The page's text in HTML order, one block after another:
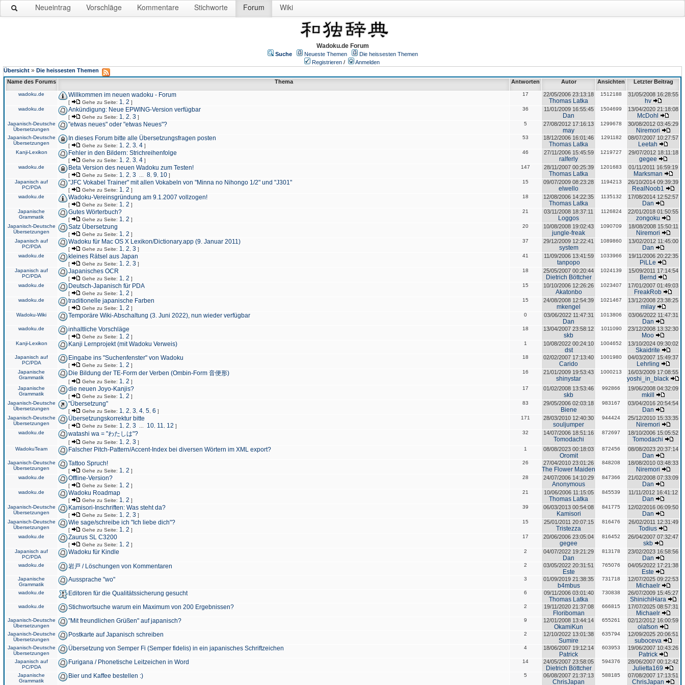
Neueintrag Vorschläge Kommentare Stichworte Forum Wiki
Wadoku.de Forum
Suche Neueste Themen
Die heissesten Themen
Registrieren /
Anmelden
Übersicht » Die heissesten Themen
Name des Forums
Thema Antworten Autor Ansichten Letzter Beitrag
wadoku.de Willkommen im neuen wadoku - Forum
[ Gehe zu Seite: 1 2 ]
17 22/05/2006 23:13:18
Thomas Latka
1512188 31/05/2008 16:28:55
hv
wadoku.de Ankündigung: Neue EPWING-Version verfügbar
[ Gehe zu Seite: 1 2 3 ]
36 11/01/2009 16:55:45
Dan
1504699 13/04/2020 21:18:08
McDohl
Japanisch-Deutsche
Übersetzungen
"etwas neues" oder "etwas Neues"? 5 27/08/2012 17:16:13
may
1299678 30/08/2012 03:45:29
Niremori
Japanisch-Deutsche
Übersetzungen
In dieses Forum bitte alle Übersetzungsfragen posten
[ Gehe zu Seite: 1 2 3 4 ]
53 18/12/2006 16:01:46
Thomas Latka
1291182 08/07/2007 10:27:57
Leetah
Kanji-Lexikon Fehler in den Bildern: Strichreihenfolge
[ Gehe zu Seite: 1 2 3 4 ]
46 27/11/2006 15:45:59
ralferly
1219727 29/07/2012 18:11:18
gegee
wadoku.de Beta Version des neuen Wadoku zum Testen!
[ Gehe zu Seite: 1 2 3 8 9 10 ]
147 28/11/2007 00:25:39
Thomas Latka
1201683 01/11/2011 16:59:19
Marksman
Japanisch auf
PC/PDA
"JFC Vokabel Trainer" mit allen Vokabeln von "Minna no Nihongo 1/2" und "J301"
[ Gehe zu Seite: 1 2 ]
15 09/07/2009 08:23:28
elwello
1194213 26/10/2014 09:39:39
RealNoob1
wadoku.de Wadoku-Vereinsgründung am 9.1.2007 vollzogen!
[ Gehe zu Seite: 1 2 ]
18 12/08/2006 14:22:35
Thomas Latka
1135132 17/08/2014 12:52:57
Dan
Japanische
Grammatik
Gutes Wörterbuch?
[ Gehe zu Seite: 1 2 ]
21 03/11/2008 18:37:11
Loggos
1126824 22/01/2018 01:50:55
zongoku
Japanisch-Deutsche
Übersetzungen
Satz Übersetzung
[ Gehe zu Seite: 1 2 ]
20 10/08/2008 19:02:43
jungle-freak
1090709 18/08/2008 15:50:11
Niremori
Japanisch auf
PC/PDA
Wadoku für Mac OS X Lexikon/Dictionary.app (9. Januar 2011)
[ Gehe zu Seite: 1 2 3 ]
37 29/12/2009 12:22:41
system
1089860 13/02/2012 11:45:00
Dan
wadoku.de kleines Rätsel aus Japan
[ Gehe zu Seite: 1 2 3 ]
41 11/09/2006 13:41:59
tanpopo
1033966 19/11/2006 20:22:35
PiLLe
Japanisch auf
PC/PDA
Japanisches OCR
[ Gehe zu Seite: 1 2 ]
18 25/05/2007 00:20:44
Dietrich Böttcher
1024139 15/09/2011 17:14:54
Bernd
wadoku.de Deutsch-Japanisch für PDA
[ Gehe zu Seite: 1 2 ]
15 10/10/2006 12:26:26
Akatonbo
1023407 17/01/2007 01:49:03
FreakRob
wadoku.de traditionelle japanische Farben
[ Gehe zu Seite: 1 2 ]
15 24/08/2008 12:54:39
mkengel
1021467 13/12/2008 23:38:25
milay
Wadoku-Wiki Temporäre Wiki-Abschaltung (3. Juni 2022), nun wieder verfügbar 0 03/06/2022 11:47:31
Dan
1013806 03/06/2022 11:47:31
Dan
wadoku.de inhaltliche Vorschläge
[ Gehe zu Seite: 1 2 ]
18 13/04/2007 23:58:12
skb
1011090 23/12/2008 13:32:30
Moo
Kanji-Lexikon Kanji Lernprojekt (mit Wadoku Verweis) 1 10/08/2022 00:24:10
dst
1004652 13/10/2024 09:30:02
Skaidrite
Japanisch auf
PC/PDA
Eingabe ins "Suchenfenster" von Wadoku
[ Gehe zu Seite: 1 2 ]
18 02/02/2007 17:13:40
Carido
1001980 04/03/2007 15:49:37
Lehrling
Japanische
Grammatik
Die Bildung der TE-Form der Verben (Ombin-Form 音便形)
[ Gehe zu Seite: 1 2 ]
16 21/01/2009 19:53:43
shinystar
1000213 16/03/2009 17:08:55
yoshi_in_black
Japanische
Grammatik
die neuen Joyo-Kanjis?
[ Gehe zu Seite: 1 2 ]
17 01/02/2008 13:53:46
skb
992866 19/06/2008 04:32:09
mkill
Japanisch-Deutsche
Übersetzungen
"Übersetzung"
[ Gehe zu Seite: 1 2 3 4 5 6 ]
83 29/05/2006 02:03:18
Biene
983167 03/04/2016 20:54:54
Dan
Japanisch-Deutsche
Übersetzungen
Übersetzungskorrektur bitte
[ Gehe zu Seite: 1 2 3 10 11 12 ]
171 28/03/2010 12:40:30
souljumper
944424 25/12/2010 15:33:35
Niremori
wadoku.de watashi wa = "わたしは"?
[ Gehe zu Seite: 1 2 3 ]
32 14/07/2006 18:51:16
Tomodachi
872697 18/10/2006 15:05:52
Tomodachi
WadokuTeam Falscher Pitch-Pattern/Accent-Index bei diversen Wörtern im XML export? 1 08/08/2023 00:18:03
Oromit
872456 08/08/2023 20:37:14
Dan
Japanisch-Deutsche
Übersetzungen
Tattoo Spruch!
[ Gehe zu Seite: 1 2 ]
26 27/04/2010 23:01:26
The Flower Maiden
848208 18/08/2010 03:48:33
Niremori
wadoku.de Offline-Version?
[ Gehe zu Seite: 1 2 ]
28 24/07/2006 14:10:29
Anonymous
847366 21/02/2008 07:33:09
Dan
wadoku.de Wadoku Roadmap
[ Gehe zu Seite: 1 2 ]
21 10/06/2006 11:15:05
Thomas Latka
845539 11/11/2012 16:41:12
Dan
Japanisch-Deutsche
Übersetzungen
Kamisori-Inschriften: Was steht da?
[ Gehe zu Seite: 1 2 3 ]
39 06/03/2013 00:54:08
Kamisori
841775 12/02/2016 06:09:50
Dan
Japanisch-Deutsche
Übersetzungen
Wie sage/schreibe ich "Ich liebe dich"?
[ Gehe zu Seite: 1 2 ]
15 25/01/2011 20:07:15
Tristezza
816476 26/02/2011 12:31:49
Todius
wadoku.de Zaurus SL C3200
[ Gehe zu Seite: 1 2 ]
17 20/06/2006 23:05:04
gegee
816452 26/04/2007 07:32:47
skb
Japanisch auf
PC/PDA
Wadoku für Kindle 2 04/07/2022 19:21:29
Dan
813178 23/02/2023 16:58:56
Dan
wadoku.de 岩戸 / Löschungen von Kommentaren 2 03/05/2022 20:31:51
Este
765076 04/05/2022 17:21:38
Este
Japanische
Grammatik
Aussprache "wo" 3 01/09/2019 21:38:35
b4mbus
731718 12/07/2025 09:22:53
Michaelr
wadoku.de Editoren für die Qualitätssicherung gesucht 6 09/11/2006 03:01:40
Thomas Latka
730838 26/07/2009 15:45:27
ShinichiHara
wadoku.de Stichwortsuche warum ein Maximum von 200 Ergebnissen? 2 19/11/2020 21:37:08
Floriboman
666815 17/07/2025 08:57:31
Michaelr
Japanisch-Deutsche
Übersetzungen
"Mit freundlichen Grüßen" auf japanisch? 9 12/01/2008 13:44:14
OkamiKun
655261 02/12/2012 16:00:59
olafson
Japanisch-Deutsche
Übersetzungen
Postkarte auf Japanisch schreiben 2 12/10/2022 13:01:38
Sumire
635794 12/09/2025 20:06:51
suboceva
Japanisch-Deutsche
Übersetzungen
Übersetzung von Semper Fi (Semper fidelis) in ein japanisches Schriftzeichen 4 18/06/2007 19:12:14
Patrick
603953 19/06/2007 10:43:26
Patrick
Japanisch auf
PC/PDA
Furigana / Phonetische Leitzeichen in Word 14 24/05/2007 23:58:05
Dietrich Böttcher
594376 28/06/2007 00:12:42
Julietta169
Japanische
Grammatik
Bier und Kaffee bestellen :) 5 06/08/2007 21:37:13
ChrisJapan
588185 07/08/2007 17:13:51
ChrisJapan